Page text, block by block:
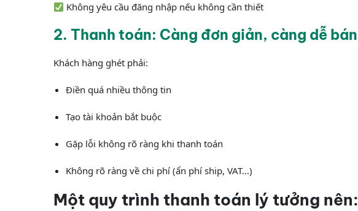
Không yêu cầu đăng nhập nếu không cần thiết
2. Thanh toán: Càng đơn giản, càng dễ bán
Khách hàng ghét phải:
Điền quá nhiều thông tin
Tạo tài khoản bắt buộc
Gặp lỗi không rõ ràng khi thanh toán
Không rõ ràng về chi phí (ẩn phí ship, VAT...)
Một quy trình thanh toán lý tưởng nên: